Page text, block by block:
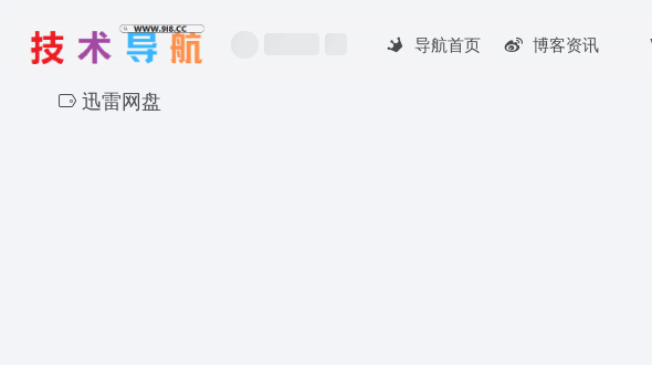
导航首页 博客资讯
迅雷网盘